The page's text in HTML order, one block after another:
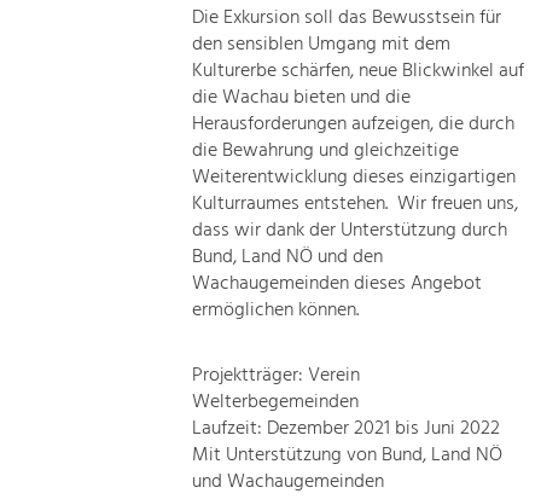
Die Exkursion soll das Bewusstsein für
den sensiblen Umgang mit dem
Kulturerbe schärfen, neue Blickwinkel auf
die Wachau bieten und die
Herausforderungen aufzeigen, die durch
die Bewahrung und gleichzeitige
Weiterentwicklung dieses einzigartigen
Kulturraumes entstehen. Wir freuen uns,
dass wir dank der Unterstützung durch
Bund, Land NÖ und den
Wachaugemeinden dieses Angebot
ermöglichen können.
Projektträger: Verein
Welterbegemeinden
Laufzeit: Dezember 2021 bis Juni 2022
Mit Unterstützung von Bund, Land NÖ
und Wachaugemeinden